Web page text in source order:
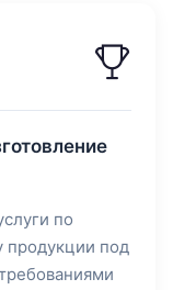
по
продукции под